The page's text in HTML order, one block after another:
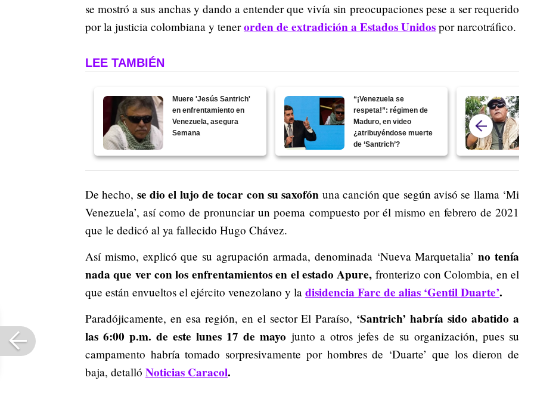
se mostró a sus anchas y dando a entender que vivía sin preocupaciones pese a ser requerido
por la justicia colombiana y tenerorden de extradición a Estados Unidos por narcotráfico.
LEE TAMBIÉN
Muere 'Jesús Santrich'
en enfrentamiento en
Venezuela, asegura
Semana
“¡Venezuela se
respeta!”: régimen de
Maduro, en video
¿atribuyéndose muerte
de ‘Santrich’?
De hecho, se dio el lujo de tocar con su saxofón una canción que según avisó se llama ‘Mi
Venezuela’, así como de pronunciar un poema compuesto por él mismo en febrero de 2021
que le dedicó al ya fallecido Hugo Chávez.
Así mismo, explicó que su agrupación armada, denominada ‘Nueva Marquetalia’no tenía
nada que ver con los enfrentamientos en el estado Apure, fronterizo con Colombia, en el
que están envueltos el ejército venezolano y la disidencia Farc de alias ‘Gentil Duarte’.
Paradójicamente, en esa región, en el sector El Paraíso, ‘Santrich’ habría sido abatido a
las 6:00 p.m. de este lunes 17 de mayo junto a otros jefes de su organización, pues su
campamento habría tomado sorpresivamente por hombres de ‘Duarte’ que los dieron de
baja, detalló Noticias Caracol.